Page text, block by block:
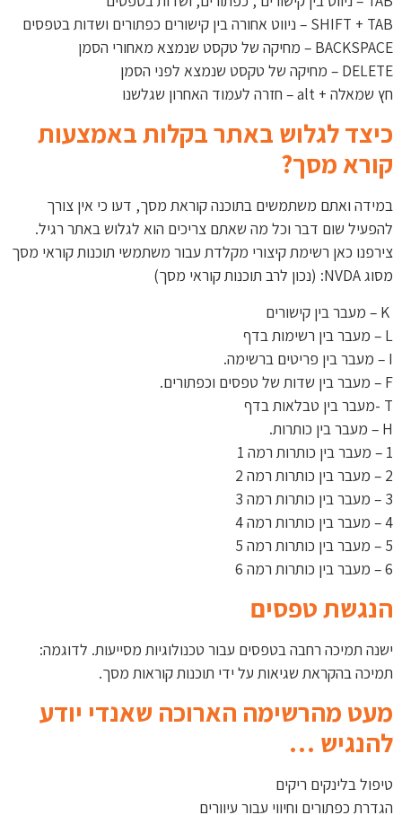
SHIFT + TAB – ניווט אחורה בין קישורים כפתורים ושדות בטפסים
BACKSPACE – מחיקה של טקסט שנמצא מאחורי הסמן
DELETE – מחיקה של טקסט שנמצא לפני הסמן
חץ שמאלה + alt – חזרה לעמוד האחרון שגלשנו
כיצד לגלוש באתר בקלות באמצעות
קורא מסך?
במידה ואתם משתמשים בתוכנה קוראת מסך, דעו כי אין צורך
להפעיל שום דבר וכל מה שאתם צריכים הוא לגלוש באתר רגיל.
צירפנו כאן רשימת קיצורי מקלדת עבור משתמשי תוכנות קוראי מסך
מסוג NVDA: (נכון לרב תוכנות קוראי מסך)
L – מעבר בין רשימות בדף
I – מעבר בין פריטים ברשימה.
F – מעבר בין שדות של טפסים וכפתורים.
T -מעבר בין טבלאות בדף
H – מעבר בין כותרות.
1 – מעבר בין כותרות רמה 1
2 – מעבר בין כותרות רמה 2
3 – מעבר בין כותרות רמה 3
4 – מעבר בין כותרות רמה 4
5 – מעבר בין כותרות רמה 5
6 – מעבר בין כותרות רמה 6
הנגשת טפסים
ישנה תמיכה רחבה בטפסים עבור טכנולוגיות מסייעות. לדוגמה:
תמיכה בהקראת שגיאות על ידי תוכנות קוראות מסך.
מעט מהרשימה הארוכה שאנדי יודע
להנגיש …
טיפול בלינקים ריקים
הגדרת כפתורים וחיווי עבור עיוורים